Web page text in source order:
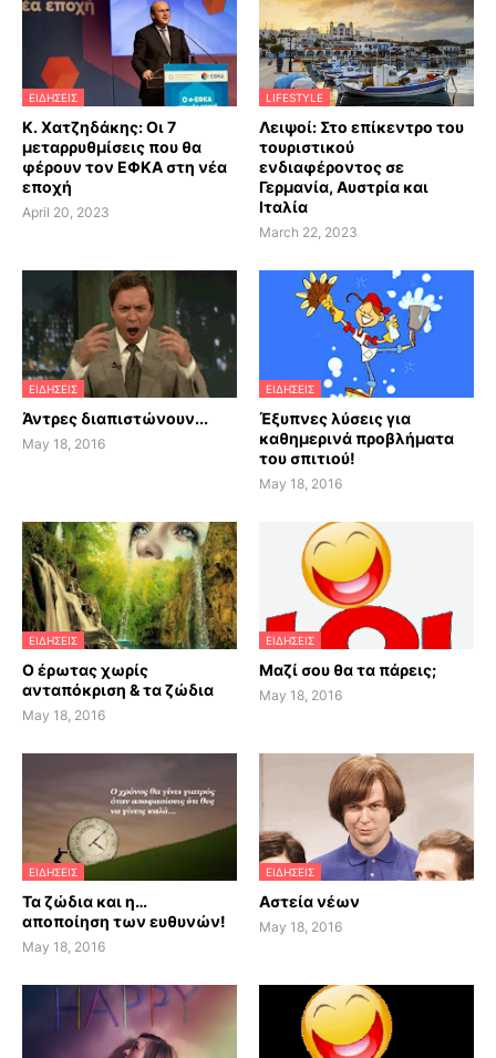
ΕΙΔΗΣΕΙΣ
Κ. Χατζηδάκης: Οι 7
μεταρρυθμίσεις που θα
φέρουν τον ΕΦΚΑ στη νέα
εποχή
April 20, 2023
LIFESTYLE
Λειψοί: Στο επίκεντρο του
τουριστικού
ενδιαφέροντος σε
Γερμανία, Αυστρία και
Ιταλία
March 22, 2023
ΕΙΔΗΣΕΙΣ
Άντρες διαπιστώνουν...
May 18, 2016
ΕΙΔΗΣΕΙΣ
Έξυπνες λύσεις για
καθημερινά προβλήματα
του σπιτιού!
May 18, 2016
ΕΙΔΗΣΕΙΣ
Ο έρωτας χωρίς
ανταπόκριση & τα ζώδια
May 18, 2016
ΕΙΔΗΣΕΙΣ
Μαζί σου θα τα πάρεις;
May 18, 2016
ΕΙΔΗΣΕΙΣ
Τα ζώδια και η…
αποποίηση των ευθυνών!
May 18, 2016
ΕΙΔΗΣΕΙΣ
Αστεία νέων
May 18, 2016